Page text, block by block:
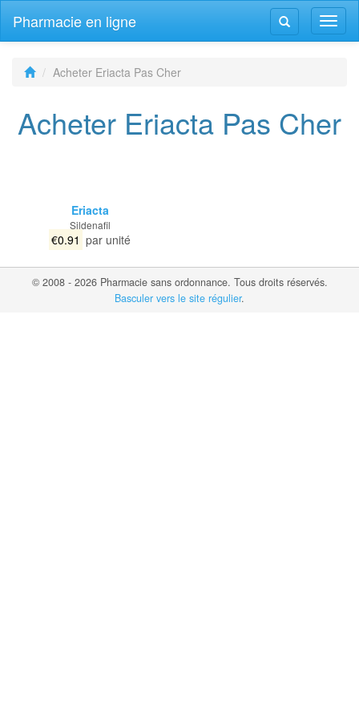
Navigation
bascule
Pharmacie en ligne
Acheter Eriacta Pas Cher
Acheter Eriacta Pas Cher
Eriacta
Sildenafil
€0.91 par unité
© 2008 - 2026 Pharmacie sans ordonnance. Tous droits réservés.
Basculer vers le site régulier.